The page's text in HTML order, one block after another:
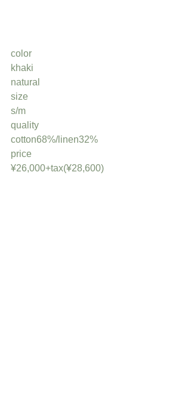
color
khaki
natural
size
s/m
quality
cotton68%/linen32%
price
¥26,000+tax(¥28,600)